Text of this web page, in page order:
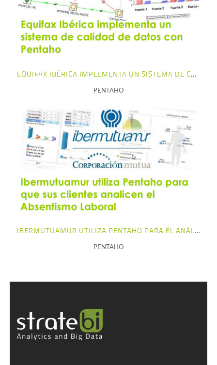
+ info
EQUIFAX IBÉRICA IMPLEMENTA UN SISTEMA DE CALIDAD DE DATOS CON PENTAHO
PENTAHO
+ info
IBERMUTUAMUR UTILIZA PENTAHO PARA EL ANÁLISIS DEL ABSENTISMO LABORAL
PENTAHO